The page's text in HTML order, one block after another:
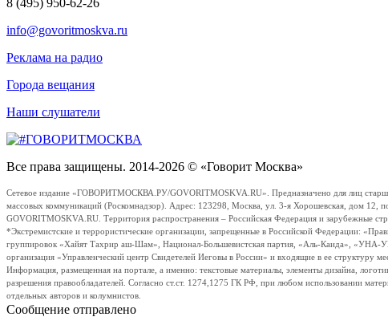
info@govoritmoskva.ru
Реклама на радио
Города вещания
Наши слушатели
Все права защищены. 2014-2026 © «Говорит Москва»
Сетевое издание «ГОВОРИТМОСКВА.РУ/GOVORITMOSKVA.RU». Предназначено для лиц
массовых коммуникаций (Роскомнадзор). Адрес: 123298, Москва, ул. 3-я Хорошевская, дом
GOVORITMOSKVA.RU. Территория распространения – Российская Федерация и зарубежные
*Экстремистские и террористические организации, запрещенные в Российской Федерации:
группировок «Хайят Тахрир аш-Шам», Национал-Большевистская партия, «Аль-Каида», «УНА-
организация «Управленческий центр Свидетелей Иеговы в России» и входящие в ее структуру
Информация, размещенная на портале, а именно: текстовые материалы, элементы дизайна,
разрешения правообладателей. Согласно ст.ст. 1274,1275 ГК РФ, при любом использовании
отдельных авторов и колумнистов.
Сообщение отправлено